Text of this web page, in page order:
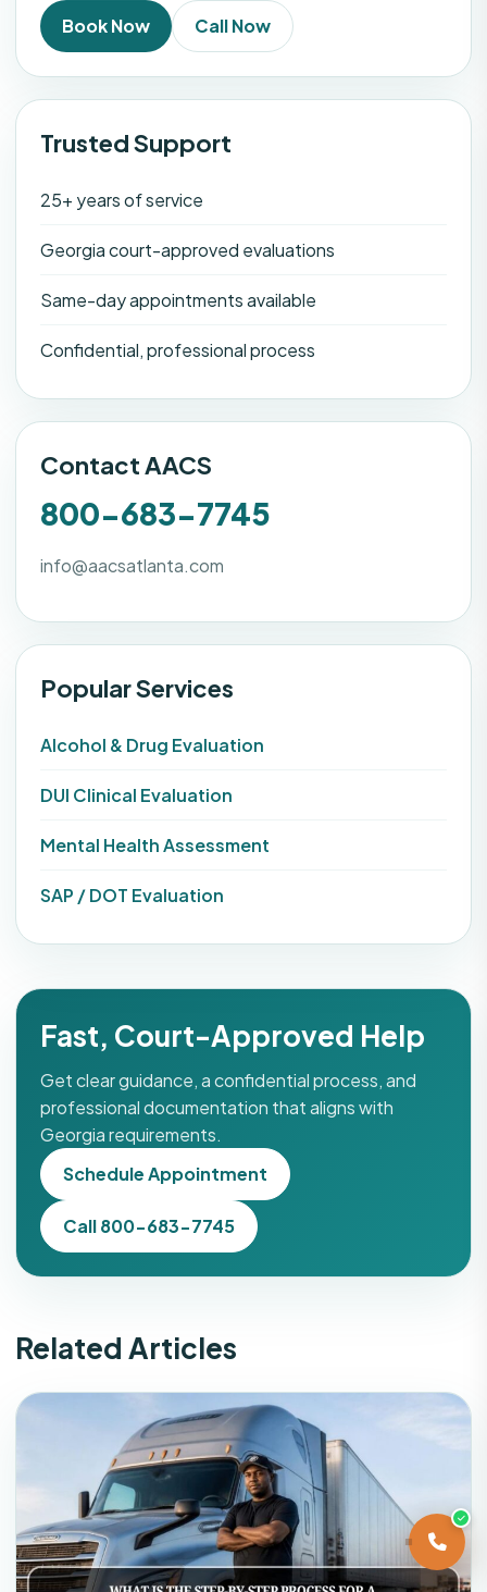
Book Now Call Now
Trusted Support
25+ years of service
Georgia court-approved evaluations
Same-day appointments available
Confidential, professional process
Contact AACS
800-683-7745
info@aacsatlanta.com
Popular Services
Alcohol & Drug Evaluation
DUI Clinical Evaluation
Mental Health Assessment
SAP / DOT Evaluation
Fast, Court-Approved Help
Get clear guidance, a confidential process, and
professional documentation that aligns with
Georgia requirements.
Schedule Appointment
Call 800-683-7745
Related Articles